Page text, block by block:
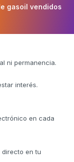
gasoil vendidos
ni permanencia.
interés.
en cada
directo en tu